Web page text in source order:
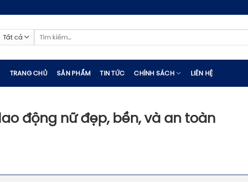
Tìm
TRANG CHỦ SẢN PHẨM TIN TỨC CHÍNH SÁCH LIÊN HỆ
động nữ đẹp, bền, và an toàn